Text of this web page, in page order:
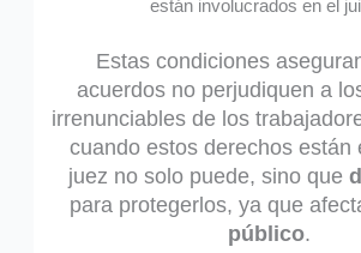
están involucrados en el
Estas condiciones
acuerdos no perjudiquen a
irrenunciables de los
cuando estos derechos están
juez no solo puede, sino que
para protegerlos, ya que
público.